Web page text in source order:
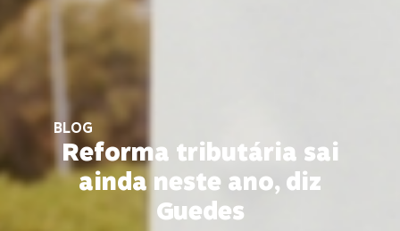
BLOG
Reforma tributária sai
ainda neste ano, diz
Guedes